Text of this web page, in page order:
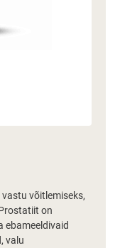
võitlemiseks,
on
ebameeldivaid
valu